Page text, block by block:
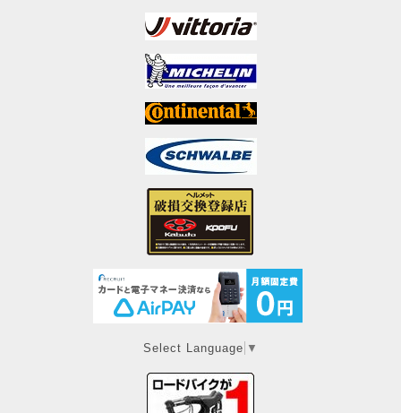
Select Language ▼